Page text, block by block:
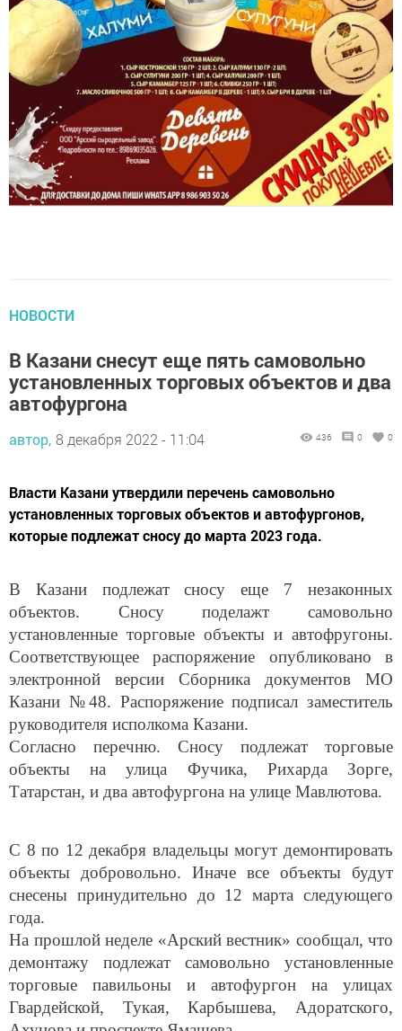
НОВОСТИ
В Казани снесут еще пять самовольно
установленных торговых объектов и два
автофургона
автор, 8 декабря 2022 - 11:04 436 0 0
Власти Казани утвердили перечень самовольно
установленных торговых объектов и автофургонов,
которые подлежат сносу до марта 2023 года.
В Казани подлежат сносу еще 7 незаконных
объектов. Сносу поделажт самовольно
установленные торговые объекты и автофругоны.
Соответствующее распоряжение опубликовано в
электронной версии Сборника документов МО
Казани №48. Распоряжение подписал заместитель
руководителя исполкома Казани.
Согласно перечню. Сносу подлежат торговые
объекты на улица Фучика, Рихарда Зорге,
Татарстан, и два автофургона на улице Мавлютова.
С 8 по 12 декабря владельцы могут демонтировать
объекты добровольно. Иначе все объекты будут
снесены принудительно до 12 марта следующего
года.
На прошлой неделе «Арский вестник» сообщал, что
демонтажу подлежат самовольно установленные
торговые павильоны и автофургон на улицах
Гвардейской, Тукая, Карбышева, Адоратского,